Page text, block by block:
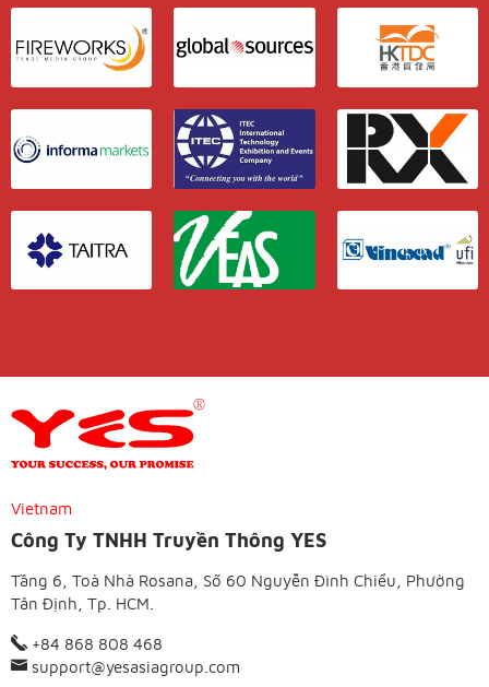
Vietnam
Công Ty TNHH Truyền Thông YES
Tầng 6, Toà Nhà Rosana, Số 60 Nguyễn Đình Chiểu, Phường
Tân Định, Tp. HCM.
+84 868 808 468
support@yesasiagroup.com